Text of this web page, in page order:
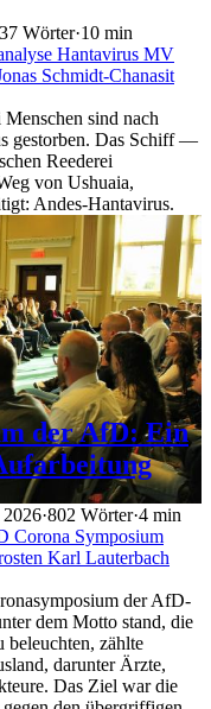
Wörter·10 min
Hantavirus MV
Schmidt-Chanasit
sind nach
gestorben. Das Schiff —
Reederei
von Ushuaia,
Andes-Hantavirus.
der AfD: Ein
·802 Wörter·4 min
Corona Symposium
Karl Lauterbach
der AfD-
dem Motto stand, die
zählte
darunter Ärzte,
Das Ziel war die